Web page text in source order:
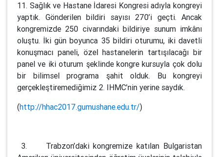
11. Sağlık ve Hastane İdaresi Kongresi adıyla kongreyi
yaptık. Gönderilen bildiri sayısı 270’i geçti. Ancak
kongremizde 250 civarındaki bildiriye sunum imkânı
oluştu. İki gün boyunca 35 bildiri oturumu, iki davetli
konuşmacı paneli, özel hastanelerin tartışılacağı bir
panel ve iki oturum şeklinde kongre kursuyla çok dolu
bir bilimsel programa şahit olduk. Bu kongreyi
gerçekleştiremediğimiz 2. IHMC’nin yerine saydık.
(http://hhac2017.gumushane.edu.tr/)
3. Trabzon’daki kongremize katılan Bulgaristan